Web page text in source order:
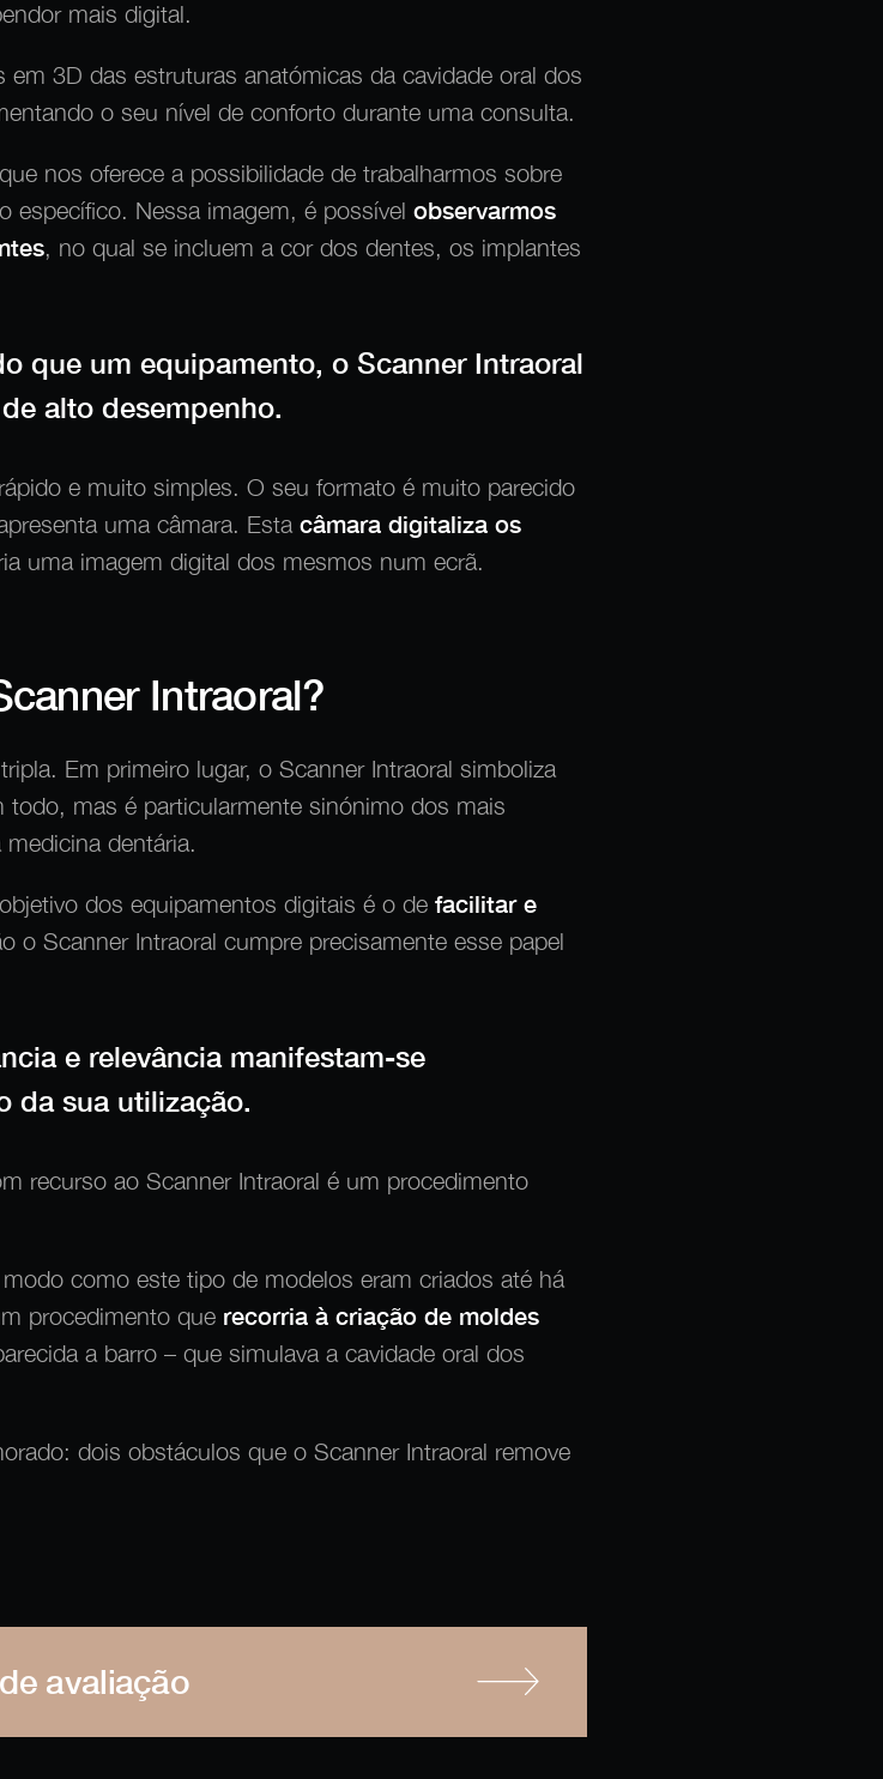
mais digital.
em 3D das estruturas anatómicas da cavidade oral dos
o seu nível de conforto durante uma consulta.
nos oferece a possibilidade de trabalharmos sobre
específico. Nessa imagem, é possível observarmos
, no qual se incluem a cor dos dentes, os implantes
que um equipamento, o Scanner Intraoral
alto desempenho.
e muito simples. O seu formato é muito parecido
uma câmara. Esta câmara digitaliza os
uma imagem digital dos mesmos num ecrã.
Intraoral?
Em primeiro lugar, o Scanner Intraoral simboliza
mas é particularmente sinónimo dos mais
dentária.
dos equipamentos digitais é o de facilitar e
o Scanner Intraoral cumpre precisamente esse papel
e relevância manifestam-se
da sua utilização.
recurso ao Scanner Intraoral é um procedimento
como este tipo de modelos eram criados até há
procedimento que recorria à criação de moldes
a barro – que simulava a cavidade oral dos
dois obstáculos que o Scanner Intraoral remove
avaliação